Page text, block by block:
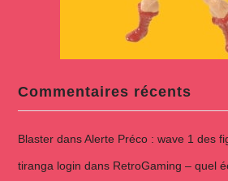
Commentaires récents
BlasterdansAlerte Préco : wave 1 des
tiranga login dans RetroGaming – quel